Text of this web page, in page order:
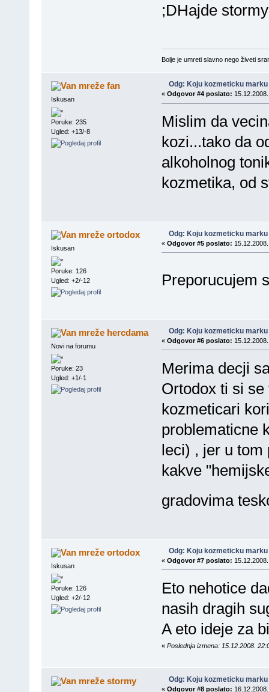
;DHajde
Bolje je umreti slavno nego živeti
fan
Iskusan
Poruke: 235
Ugled: +13/-8
Odg: Koju kozmeticku
« Odgovor #4 poslato:
Mislim da
kozi...tako da
alkoholnog
kozmetika, od
ortodox
Iskusan
Poruke: 126
Ugled: +2/-12
Odg: Koju kozmeticku
« Odgovor #5 poslato:
Preporucujem
hercdama
Novi na forumu
Poruke: 23
Ugled: +1/-1
Odg: Koju kozmeticku
« Odgovor #6 poslato:
Merima decji
Ortodox ti si
kozmeticari
problematicne
leci) , jer u tom
kakve
gradovima
ortodox
Iskusan
Poruke: 126
Ugled: +2/-12
Odg: Koju kozmeticku
« Odgovor #7 poslato:
Eto nehotice
nasih dragih
A eto ideje za
« Poslednja izmena: 15.12.2008.
stormy Odg: Koju kozmeticku
« Odgovor #8 poslato: